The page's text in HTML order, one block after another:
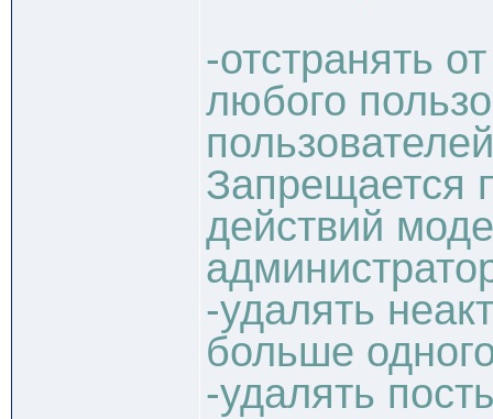
-отстранять
любого
Запрещается
действий
-удалять
больше
-удалять